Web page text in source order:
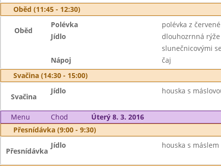
Oběd (11:45 - 12:30)
Oběd
Polévka
polévka z
Jídlo
dlouhozrnná
slunečnicovými
Nápoj
čaj
Svačina (14:30 - 15:00)
Svačina
Jídlo houska s
Menu Chod
Úterý 8. 3. 2016
Přesnídávka (9:00 - 9:30)
Přesnídávka
Jídlo houska s